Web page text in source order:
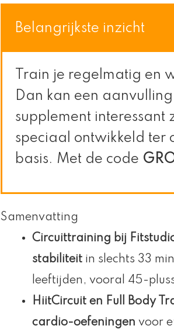
Belangrijkste inzicht
Train je regelmatig en
Dan kan een
supplement interessant
speciaal ontwikkeld ter
basis. Met de code
Samenvatting
Circuittraining bij
stabiliteit in slechts 33
leeftijden, vooral 45-
HiitCircuit en Full Body
cardio-oefeningen voor